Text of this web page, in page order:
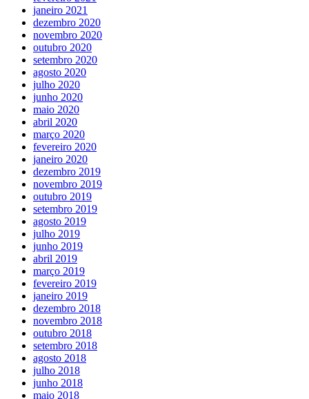
janeiro 2021
dezembro 2020
novembro 2020
outubro 2020
setembro 2020
agosto 2020
julho 2020
junho 2020
maio 2020
abril 2020
março 2020
fevereiro 2020
janeiro 2020
dezembro 2019
novembro 2019
outubro 2019
setembro 2019
agosto 2019
julho 2019
junho 2019
abril 2019
março 2019
fevereiro 2019
janeiro 2019
dezembro 2018
novembro 2018
outubro 2018
setembro 2018
agosto 2018
julho 2018
junho 2018
maio 2018